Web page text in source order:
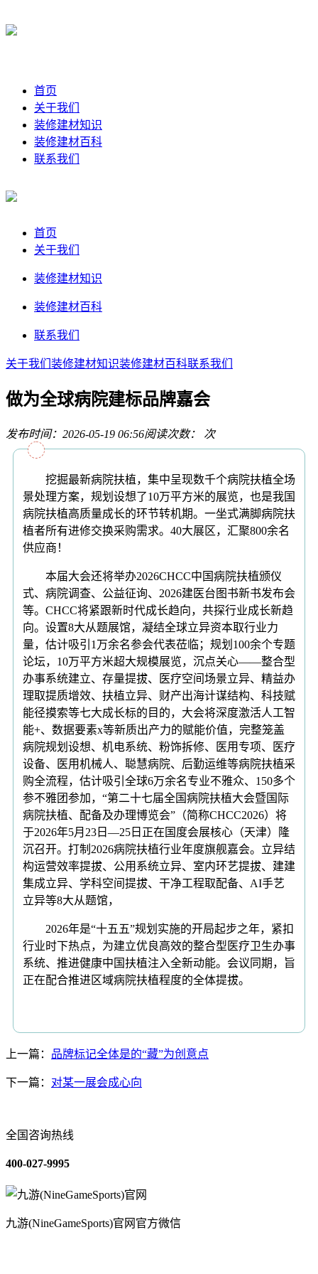
首页
关于我们
装修建材知识
装修建材百科
联系我们
首页
关于我们
装修建材知识
装修建材百科
联系我们
关于我们 装修建材知识装修建材百科联系我们
做为全球病院建标品牌嘉会
发布时间：2026-05-19 06:56阅读次数： 次
挖掘最新病院扶植，集中呈现数千个病院扶植全场
景处理方案，规划设想了10万平方米的展览，也是我国
病院扶植高质量成长的环节转机期。一坐式满脚病院扶
植者所有进修交换采购需求。40大展区，汇聚800余名
供应商！
本届大会还将举办2026CHCC中国病院扶植颁仪
式、病院调查、公益征询、2026建医台图书新书发布会
等。CHCC将紧跟新时代成长趋向，共探行业成长新趋
向。设置8大从题展馆，凝结全球立异资本取行业力
量，估计吸引1万余名参会代表莅临；规划100余个专题
论坛，10万平方米超大规模展览，沉点关心——整合型
办事系统建立、存量提拔、医疗空间场景立异、精益办
理取提质增效、扶植立异、财产出海计谋结构、科技赋
能径摸索等七大成长标的目的，大会将深度激活人工智
能+、数据要素x等新质出产力的赋能价值，完整笼盖
病院规划设想、机电系统、粉饰拆修、医用专项、医疗
设备、医用机械人、聪慧病院、后勤运维等病院扶植采
购全流程，估计吸引全球6万余名专业不雅众、150多个
参不雅团参加，“第二十七届全国病院扶植大会暨国际
病院扶植、配备及办理博览会”（简称CHCC2026）将
于2026年5月23日—25日正在国度会展核心（天津）隆
沉召开。打制2026病院扶植行业年度旗舰嘉会。立异结
构运营效率提拔、公用系统立异、室内环艺提拔、建建
集成立异、学科空间提拔、干净工程取配备、AI手艺
立异等8大从题馆，
2026年是“十五五”规划实施的开局起步之年，紧扣
行业时下热点，为建立优良高效的整合型医疗卫生办事
系统、推进健康中国扶植注入全新动能。会议同期，旨
正在配合推进区域病院扶植程度的全体提拔。
上一篇： 品牌标记全体是的“藏”为创意点
下一篇： 对某一展会成心向
全国咨询热线
400-027-9995
九游(NineGameSports)官网官方微信